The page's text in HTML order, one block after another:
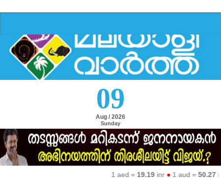
09
Aug / 2026
Sunday
1 aed =19.19inr●1 aud =50.27inr●